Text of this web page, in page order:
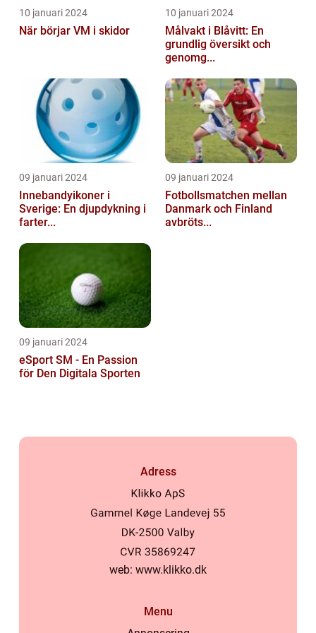
10 januari 2024
När börjar VM i skidor
10 januari 2024
Målvakt i Blåvitt: En
grundlig översikt och
genomg...
09 januari 2024
Innebandyikoner i
Sverige: En djupdykning i
farter...
09 januari 2024
Fotbollsmatchen mellan
Danmark och Finland
avbröts...
09 januari 2024
eSport SM - En Passion
för Den Digitala Sporten
Adress
web: www.klikko.dk
Menu